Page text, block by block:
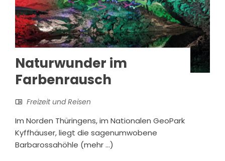
Naturwunder im
Farbenrausch
Freizeit und Reisen
Im Norden Thüringens, im Nationalen GeoPark
Kyffhäuser, liegt die sagenumwobene
Barbarossahöhle (mehr …)